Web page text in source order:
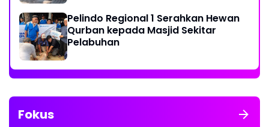
Pelindo Regional 1 Serahkan Hewan
Qurban kepada Masjid Sekitar
Pelabuhan
Fokus